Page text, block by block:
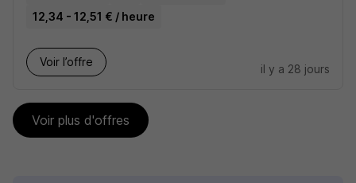
12,34 - 12,51 € / heure
Voir l’offre
il y a 28 jours
Voir plus d'offres